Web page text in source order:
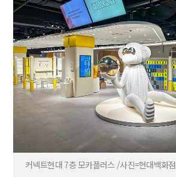
커넥트현대 7층 모카플러스 /사진=현대백화점